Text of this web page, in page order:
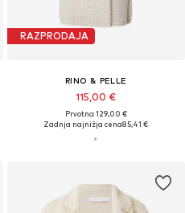
RAZPRODAJA
RINO & PELLE
115,00 €
Prvotno: 129,00 €
Zadnja najnižja cena85,41 €